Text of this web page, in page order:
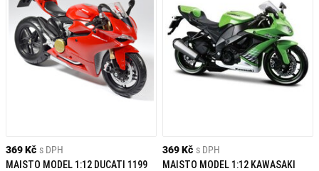
369 Kč s DPH
MAISTO MODEL 1:12 DUCATI 1199
369 Kč s DPH
MAISTO MODEL 1:12 KAWASAKI